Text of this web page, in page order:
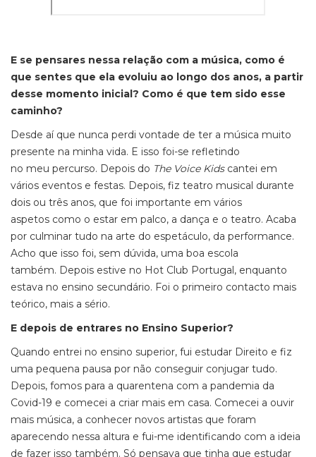
E se pensares nessa relação com a música, como é
que sentes que ela evoluiu ao longo dos anos, a partir
desse momento inicial? Como é que tem sido esse
caminho?
Desde aí que nunca perdi vontade de ter a música muito
presente na minha vida. E isso foi-se refletindo
no meu percurso. Depois do The Voice Kidscantei em
vários eventos e festas. Depois, fiz teatro musical durante
dois ou três anos, que foi importante em vários
aspetos como o estar em palco, a dança e o teatro. Acaba
por culminar tudo na arte do espetáculo, da performance.
Acho que isso foi, sem dúvida, uma boa escola
também. Depois estive no Hot Club Portugal, enquanto
estava no ensino secundário. Foi o primeiro contacto mais
teórico, mais a sério.
E depois de entrares no Ensino Superior?
Quando entrei no ensino superior, fui estudar Direito e fiz
uma pequena pausa por não conseguir conjugar tudo.
Depois, fomos para a quarentena com a pandemia da
Covid-19 e comecei a criar mais em casa. Comecei a ouvir
mais música, a conhecer novos artistas que foram
aparecendo nessa altura e fui-me identificando com a ideia
de fazer isso também. Só pensava que tinha que estudar